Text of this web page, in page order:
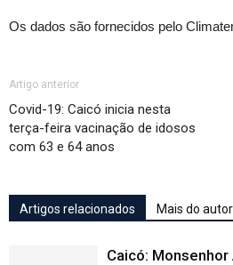
Os dados são fornecidos pelo
Artigo anterior
Covid-19: Caicó inicia nesta
terça-feira vacinação de idosos
com 63 e 64 anos
Artigos relacionados Mais do autor
Caicó: